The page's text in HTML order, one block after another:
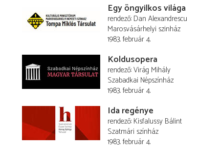
Egy öngyilkos világa
rendező Dan Alexandrescu
Marosvásárhelyi szinház
1983. február 4.
Koldusopera
rendező Virág Mihály
Szabadkai Népszínház
1983. február 4.
Ida regénye
rendező Kisfalussy Bálint
Szatmári színház
1983. február 4.